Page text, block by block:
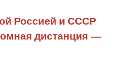
Россией и СССР
дистанция —